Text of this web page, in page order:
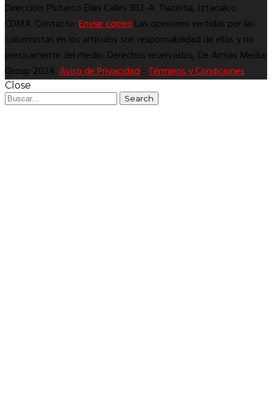
Dirección: Plutarco Elías Calles 382-A. Tlazintla, Iztacalco.
CDMX. Contacto:Enviar correoLas opiniones vertidas por las
columnistas en los artículos son responsabilidad de ellas y no
precisamente del medio. Derechos reservados, De Armas Media
Group 2024.Aviso de Privacidad-Términos y Condiciones
Close